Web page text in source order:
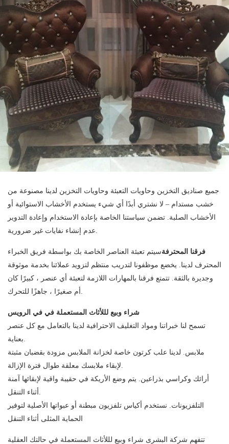
جميع صناديق التخزين وحاويات التعبئة وحاويات التخزين لدينا مصنوعة من
خشب مستدام – لا نشتري أبدًا أي شيء يستخدم الأخشاب الاستوائية أو
الأخشاب الصلبة. تضمن سياستنا الخاصة بإعادة الاستخدام وإعادة التدوير
فرقنا المحترفةسيتم تعبئة العناصر الخاصة بك بواسطة فريق الخبراء
المحترف لدينا. يخضع موظفونا لتدريب منتظم لتزويد عملائنا بخدمة موثوقة
وجديرة بالثقة. تتمتع فرقنا بالمهارات اللازمة لتعبئة أي عنصر ، كبيرًا كان
شراء وبيع لللأثاث المستعملة في في الرويس
تسمح لنا خبراتنا ومواد التغليف الاحترافية لدينا بالتعامل مع كل عنصر
ملابس. لدينا علب كرتون خاصة لخزانة الملابس مزودة بقضبان مثبتة
أرائك وكراسي بذراعين. يتم وضع الأريكة في حقيبة واقية لإبقائها آمنة
التلفزيونات. نستخدم أكياس تلفزيون مبطنة أو عبواتها الأصلية لتوفير
الحماية المثلى أثناء التنقل
تتفهم شركة البشرى شراء وبيع لللأثاث المستعملة في حالتك العقلية